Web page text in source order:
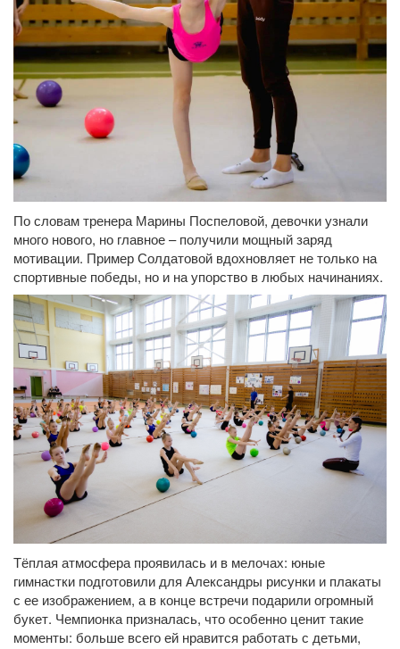
По словам тренера Марины Поспеловой, девочки узнали
много нового, но главное – получили мощный заряд
мотивации. Пример Солдатовой вдохновляет не только на
спортивные победы, но и на упорство в любых начинаниях.
Тёплая атмосфера проявилась и в мелочах: юные
гимнастки подготовили для Александры рисунки и плакаты
с ее изображением, а в конце встречи подарили огромный
букет. Чемпионка призналась, что особенно ценит такие
моменты: больше всего ей нравится работать с детьми,